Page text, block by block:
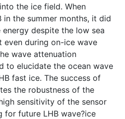
the ice field. When
in the summer months, it did
despite the low sea
even during on-ice wave
wave attenuation
to elucidate the ocean wave
fast ice. The success of
the robustness of the
sensitivity of the sensor
for future LHB wave?ice